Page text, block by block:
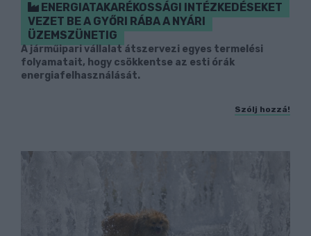
ENERGIATAKARÉKOSSÁGI INTÉZKEDÉSEKET
VEZET BE A GYŐRI RÁBA A NYÁRI
ÜZEMSZÜNETIG
A járműipari vállalat átszervezi egyes termelési
folyamatait, hogy csökkentse az esti órák
energiafelhasználását.
Szólj hozzá!